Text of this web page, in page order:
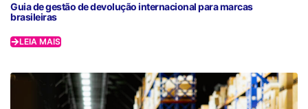
Guia de gestão de devolução internacional para marcas
brasileiras
LEIA MAIS